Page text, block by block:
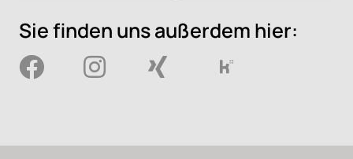
Sie finden uns außerdem hier: